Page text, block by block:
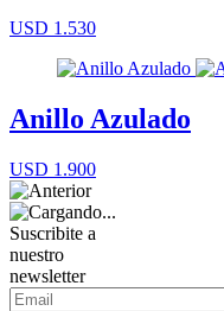
USD 1.530
Anillo Azulado
USD 1.900
Suscribite a
nuestro
newsletter